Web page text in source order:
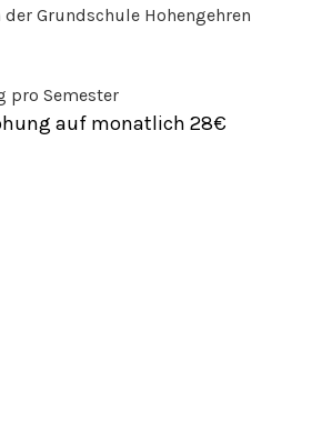
Grundschule Hohengehren
pro Semester
auf monatlich 28€